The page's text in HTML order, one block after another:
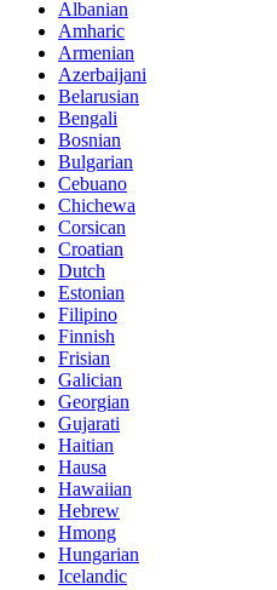
Albanian
Amharic
Armenian
Azerbaijani
Belarusian
Bengali
Bosnian
Bulgarian
Cebuano
Chichewa
Corsican
Croatian
Dutch
Estonian
Filipino
Finnish
Frisian
Galician
Georgian
Gujarati
Haitian
Hausa
Hawaiian
Hebrew
Hmong
Hungarian
Icelandic